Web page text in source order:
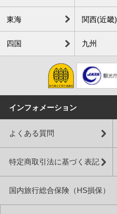
東海 関西(近畿)
四国 九州
インフォメーション
よくある質問
特定商取引法に基づく表記
国内旅行総合保険（HS損保）